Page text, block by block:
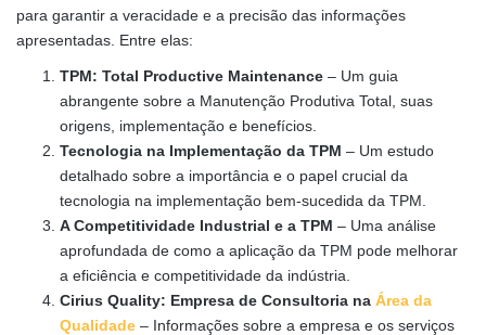
para garantir a veracidade e a precisão das informações
apresentadas. Entre elas:
TPM: Total Productive Maintenance – Um guia
abrangente sobre a Manutenção Produtiva Total, suas
origens, implementação e benefícios.
Tecnologia na Implementação da TPM – Um estudo
detalhado sobre a importância e o papel crucial da
tecnologia na implementação bem-sucedida da TPM.
A Competitividade Industrial e a TPM – Uma análise
aprofundada de como a aplicação da TPM pode melhorar
a eficiência e competitividade da indústria.
Cirius Quality: Empresa de Consultoria na Área da
Qualidade – Informações sobre a empresa e os serviços